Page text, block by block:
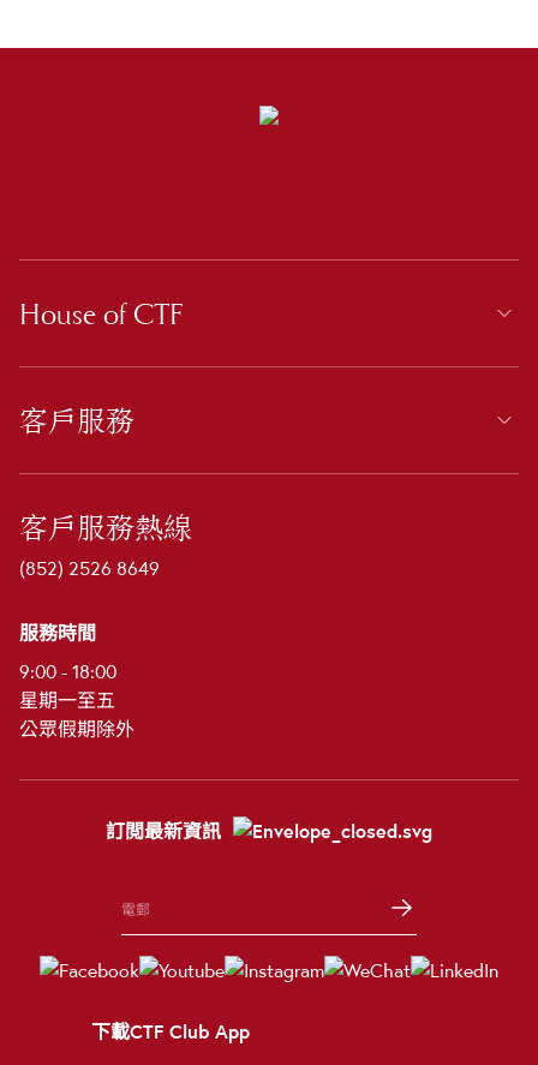
House of CTF
客戶服務
客戶服務熱線
(852) 2526 8649
服務時間
9:00 - 18:00
星期一至五
公眾假期除外
訂閲最新資訊
下載CTF Club App